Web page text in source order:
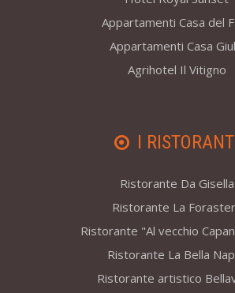
Appartamenti Casa del
Appartamenti Casa
Agrihotel Il Vitigno
I
Ristorante Da Gisella
Ristorante La
Ristorante "Al vecchio
Ristorante La Bella
Ristorante artistico